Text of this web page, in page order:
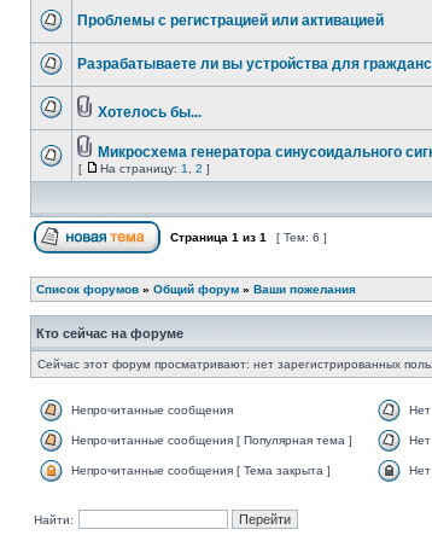
Проблемы с регистрацией или активацией
Разрабатываете ли вы устройства для
Хотелось бы...
Микросхема генератора синусоидального
[ На страницу: 1 2 ]
Страница 1 из 1 [ Тем: 6 ]
Список форумов » Общий форум » Ваши пожелания
Кто сейчас на форуме
Сейчас этот форум просматривают: нет зарегистрированных
Непрочитанные сообщения
Непрочитанные сообщения [ Популярная тема ]
Непрочитанные сообщения [ Тема закрыта ]
Найти: